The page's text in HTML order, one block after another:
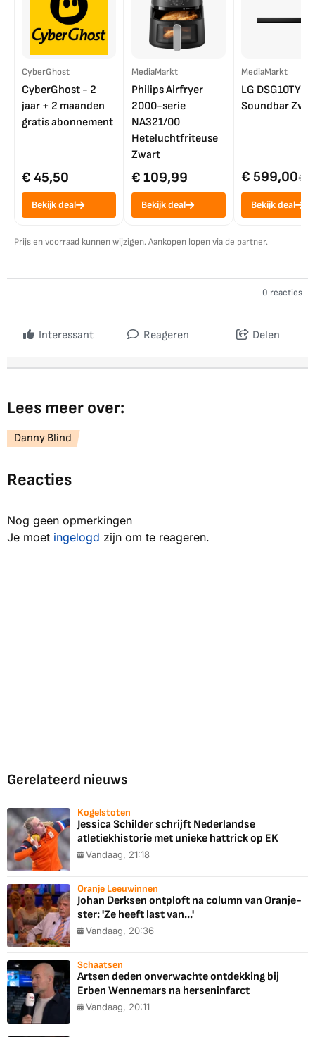
CyberGhost
CyberGhost - 2
jaar + 2 maanden
gratis abonnement
€ 45,50
Bekijk deal
MediaMarkt
Philips Airfryer
2000-serie
NA321/00
Heteluchtfriteuse
Zwart
€ 109,99
Bekijk deal
MediaMarkt
LG DSG10TY
Soundbar
€ 599,00€
Bekijk deal
Prijs en voorraad kunnen wijzigen. Aankopen lopen via de partner.
0 reacties
Interessant Reageren Delen
Lees meer over:
Danny Blind
Reacties
Nog geen opmerkingen
Je moet ingelogd zijn om te reageren.
Gerelateerd nieuws
Kogelstoten
Jessica Schilder schrijft Nederlandse
atletiekhistorie met unieke hattrick op EK
Vandaag, 21:18
Oranje Leeuwinnen
Johan Derksen ontploft na column van Oranje-
ster: 'Ze heeft last van...'
Vandaag, 20:36
Schaatsen
Artsen deden onverwachte ontdekking bij
Erben Wennemars na herseninfarct
Vandaag, 20:11